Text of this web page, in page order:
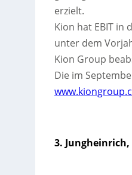
erzielt.
Kion hat EBIT in
unter dem
Kion Group
Die im
3.